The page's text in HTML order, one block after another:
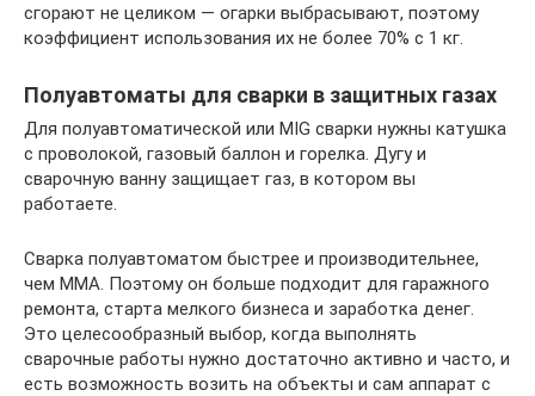
сгорают не целиком — огарки выбрасывают, поэтому
коэффициент использования их не более 70% с 1 кг.
Полуавтоматы для сварки в защитных газах
Для полуавтоматической или MIG сварки нужны катушка
с проволокой, газовый баллон и горелка. Дугу и
сварочную ванну защищает газ, в котором вы
работаете.
Сварка полуавтоматом быстрее и производительнее,
чем ММА. Поэтому он больше подходит для гаражного
ремонта, старта мелкого бизнеса и заработка денег.
Это целесообразный выбор, когда выполнять
сварочные работы нужно достаточно активно и часто, и
есть возможность возить на объекты и сам аппарат с